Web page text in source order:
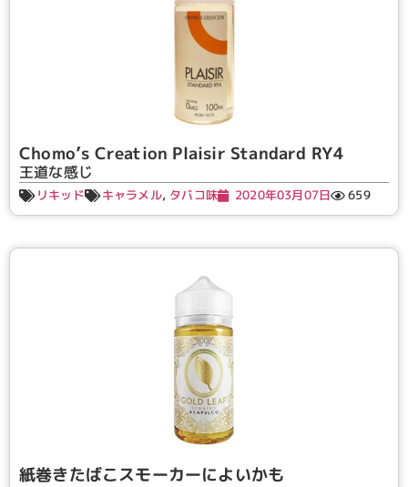
Chomo’s Creation Plaisir Standard RY4
王道な感じ
リキッド キャラメル, タバコ味 2020年03月07日 659
紙巻きたばこスモーカーによいかも